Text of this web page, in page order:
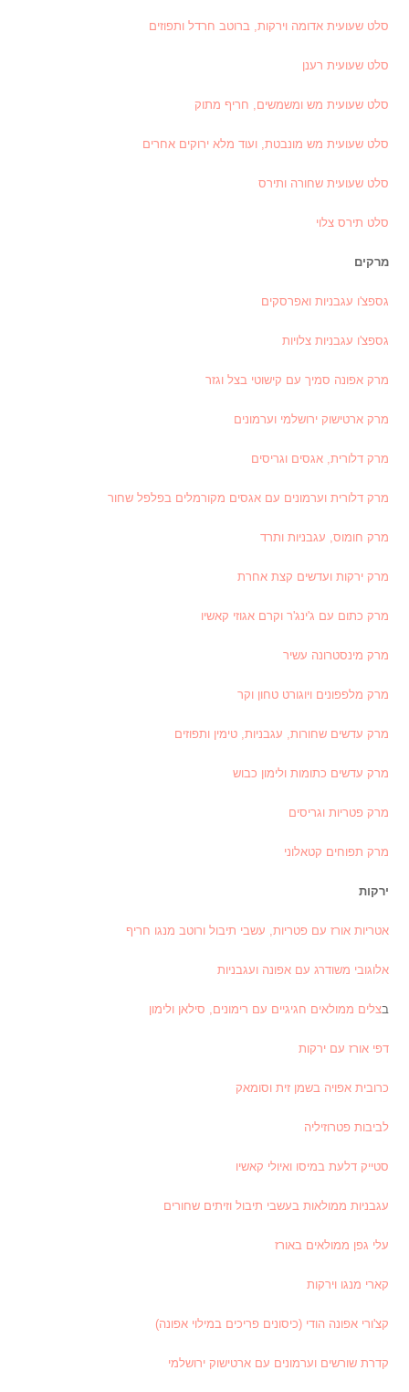
סלט שעועית אדומה וירקות, ברוטב חרדל ותפוזים
סלט שעועית רענן
סלט שעועית מש ומשמשים, חריף מתוק
סלט שעועית מש מונבטת, ועוד מלא ירוקים אחרים
סלט שעועית שחורה ותירס
סלט תירס צלוי
מרקים
גספצ'ו עגבניות ואפרסקים
גספצ'ו עגבניות צלויות
מרק אפונה סמיך עם קישוטי בצל וגזר
מרק ארטישוק ירושלמי וערמונים
מרק דלורית, אגסים וגריסים
מרק דלורית וערמונים עם אגסים מקורמלים בפלפל שחור
מרק חומוס, עגבניות ותרד
מרק ירקות ועדשים קצת אחרת
מרק כתום עם ג'ינג'ר וקרם אגוזי קאשיו
מרק מינסטרונה עשיר
מרק מלפפונים ויוגורט טחון וקר
מרק עדשים שחורות, עגבניות, טימין ותפוזים
מרק עדשים כתומות ולימון כבוש
מרק פטריות וגריסים
מרק תפוחים קטאלוני
ירקות
אטריות אורז עם פטריות, עשבי תיבול ורוטב מנגו חריף
אלוגובי משודרג עם אפונה ועגבניות
בצלים ממולאים חגיגיים עם רימונים, סילאן ולימון
דפי אורז עם ירקות
כרובית אפויה בשמן זית וסומאק
לביבות פטרוזיליה
סטייק דלעת במיסו ואיולי קאשיו
עגבניות ממולאות בעשבי תיבול וזיתים שחורים
עלי גפן ממולאים באורז
קארי מנגו וירקות
קצ'ורי אפונה הודי (כיסונים פריכים במילוי אפונה)
קדרת שורשים וערמונים עם ארטישוק ירושלמי